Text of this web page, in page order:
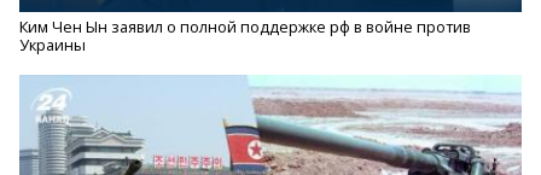
Ким Чен Ын заявил о полной поддержке рф в войне против
Украины